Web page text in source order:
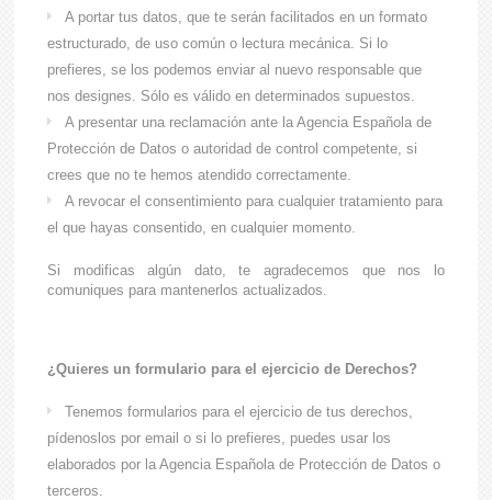
A portar tus datos, que te serán facilitados en un formato
estructurado, de uso común o lectura mecánica. Si lo
prefieres, se los podemos enviar al nuevo responsable que
nos designes. Sólo es válido en determinados supuestos.
A presentar una reclamación ante la Agencia Española de
Protección de Datos o autoridad de control competente, si
crees que no te hemos atendido correctamente.
A revocar el consentimiento para cualquier tratamiento para
el que hayas consentido, en cualquier momento.
Si modificas algún dato, te agradecemos que nos lo
comuniques para mantenerlos actualizados.
¿Quieres un formulario para el ejercicio de Derechos?
Tenemos formularios para el ejercicio de tus derechos,
pídenoslos por email o si lo prefieres, puedes usar los
elaborados por la Agencia Española de Protección de Datos o
terceros.